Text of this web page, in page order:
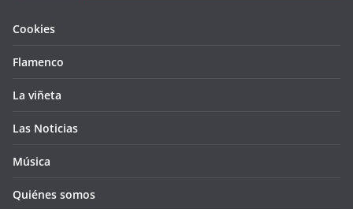
Cookies
Flamenco
La viñeta
Las Noticias
Música
Quiénes somos